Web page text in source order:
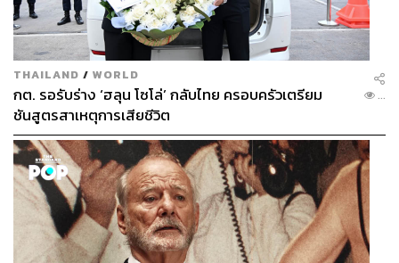
THAILAND / WORLD
กต. รอรับร่าง ‘ฮลุน โซโล่’ กลับไทย ครอบครัวเตรียม
ชันสูตรสาเหตุการเสียชีวิต
...